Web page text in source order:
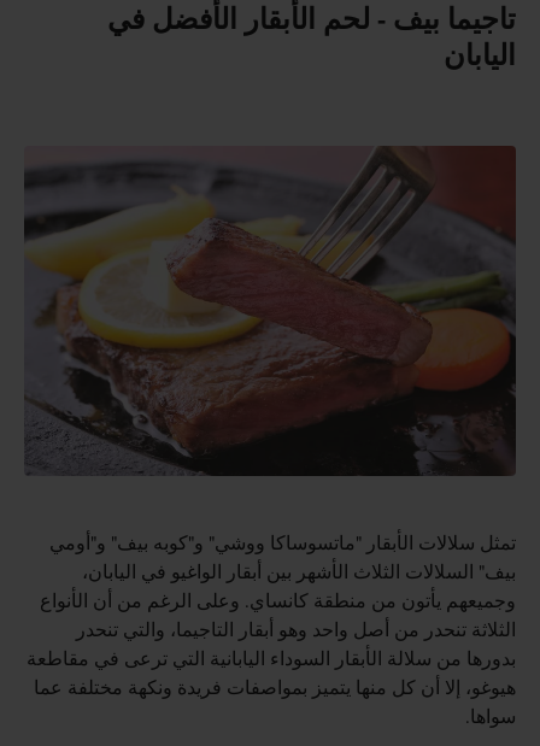
تاجيما بيف - لحم الأبقار الأفضل في
اليابان
تمثل سلالات الأبقار "ماتسوساكا ووشي" و"كوبه بيف" و"أومي
بيف" السلالات الثلاث الأشهر بين أبقار الواغيو في اليابان،
وجميعهم يأتون من منطقة كانساي. وعلى الرغم من أن الأنواع
الثلاثة تنحدر من أصل واحد وهو أبقار التاجيما، والتي تنحدر
بدورها من سلالة الأبقار السوداء اليابانية التي ترعى في مقاطعة
هيوغو، إلا أن كل منها يتميز بمواصفات فريدة ونكهة مختلفة عما
سواها.